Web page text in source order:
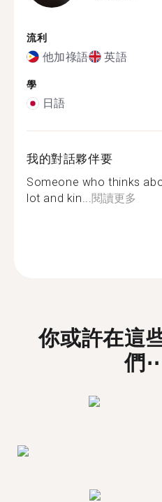
流利
他加祿語 英語
學
日語
我的對話夥伴要
Someone who thinks
lot and kin...閱讀更多
你或許在這
們